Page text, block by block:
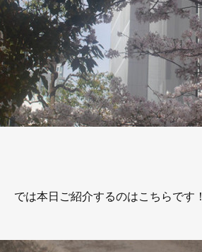
では本日ご紹介するのはこちらです！